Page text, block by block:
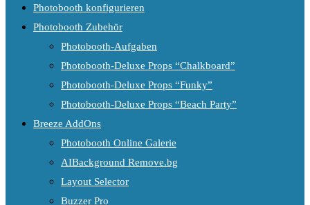
Photobooth konfigurieren
Photobooth Zubehör
Photobooth-Aufgaben
Photobooth-Deluxe Props “Chalkboard”
Photobooth-Deluxe Props “Funky”
Photobooth-Deluxe Props “Beach Party”
Breeze AddOns
Photobooth Online Galerie
AIBackground Remove.bg
Layout Selector
Buzzer Pro